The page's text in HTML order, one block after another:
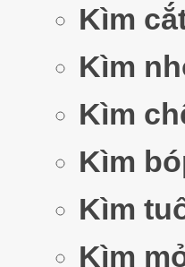
Kìm
Kìm
Kìm
Kìm
Kìm
Kìm